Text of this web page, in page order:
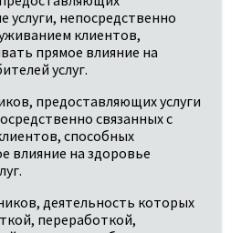
услуги, непосредственно
клиентов,
прямое влияние на
услуг.
предоставляющих услуги
связанных с
способных
влияние на здоровье
деятельность которых
переработкой,